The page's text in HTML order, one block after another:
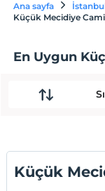
Ana sayfa
Küçük Mecidiye
En Uygun
Küçük